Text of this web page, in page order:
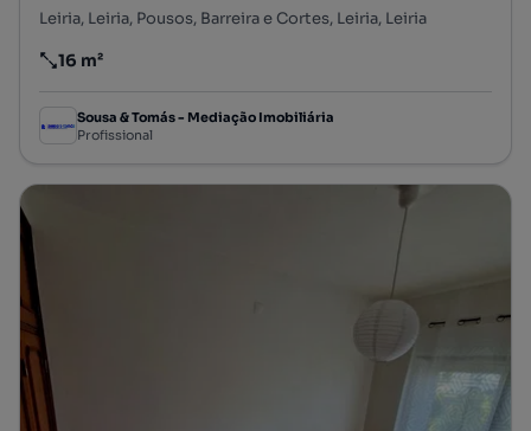
Leiria, Leiria, Pousos, Barreira e Cortes, Leiria, Leiria
Preço por metro quadrado
16 m²
Sousa & Tomás - Mediação Imobiliária
Profissional